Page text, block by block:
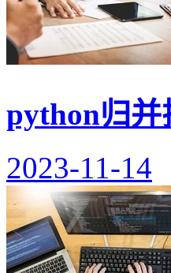
python归并
2023-11-14